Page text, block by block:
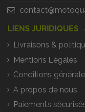
LIENS JURIDIQUES
Livraisons &
Mentions Légales
Conditions
A propos de nous
Paiements